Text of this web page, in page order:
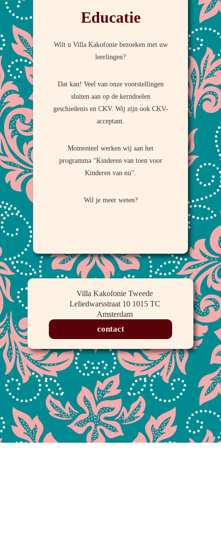
Educatie
Wilt u Villa Kakofonie bezoeken met uw
leerlingen?
Dat kan! Veel van onze voorstellingen
sluiten aan op de kerndoelen
geschiedenis en CKV. Wij zijn ook CKV-
acceptant.
Momenteel werken wij aan het
programma “Kinderen van toen voor
Kinderen van nu”.
Wil je meer weten?
Villa Kakofonie Tweede
Leliedwarsstraat 10 1015 TC
Amsterdam
contact